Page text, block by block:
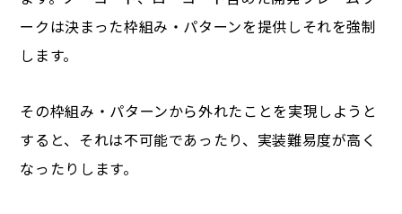
ークは決まった枠組み・パターンを提供しそれを強制
します。
その枠組み・パターンから外れたことを実現しようと
すると、それは不可能であったり、実装難易度が高く
なったりします。